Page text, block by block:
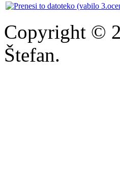
Copyright ©
Štefan.